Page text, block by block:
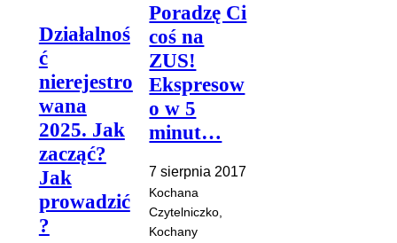
Działalnoś
ć
nierejestro
wana
2025. Jak
zacząć?
Jak
prowadzić
?
Poradzę Ci
coś na
ZUS!
Ekspresow
o w 5
minut…
7 sierpnia 2017
Kochana
Czytelniczko,
Kochany